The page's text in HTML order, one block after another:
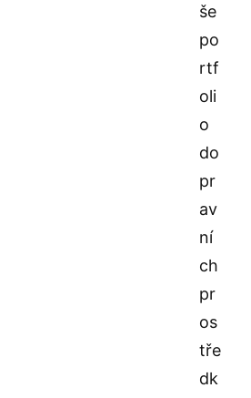
še
po
rtf
oli
o
do
pr
av
ní
ch
pr
os
tře
dk